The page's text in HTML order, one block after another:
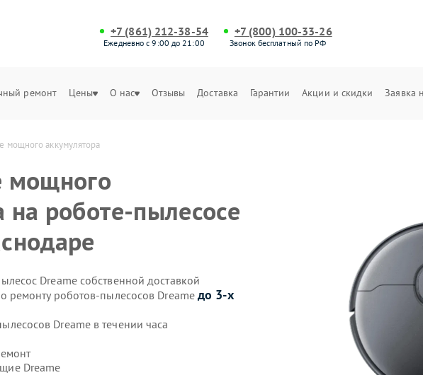
+7 (861) 212-38-54
Ежедневно с 9:00 до 21:00
+7 (800) 100-33-26
Звонок бесплатный по РФ
ремонт Цены О нас Отзывы Доставка Гарантии Акции и скидки Заявка
мощного аккумулятора
мощного
на роботе-пылесосе
Dreame собственной доставкой
ремонту роботов-пылесосов Dreame до 3-х
Dreame в течении часа
Dreame